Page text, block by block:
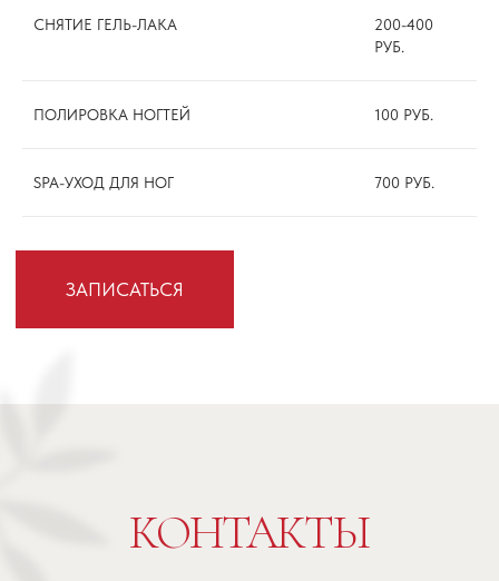
СНЯТИЕ ГЕЛЬ-ЛАКА
200-400
РУБ.
ПОЛИРОВКА НОГТЕЙ 100 РУБ.
SPA-УХОД ДЛЯ НОГ 700 РУБ.
20.00 вс 10.00-20.00